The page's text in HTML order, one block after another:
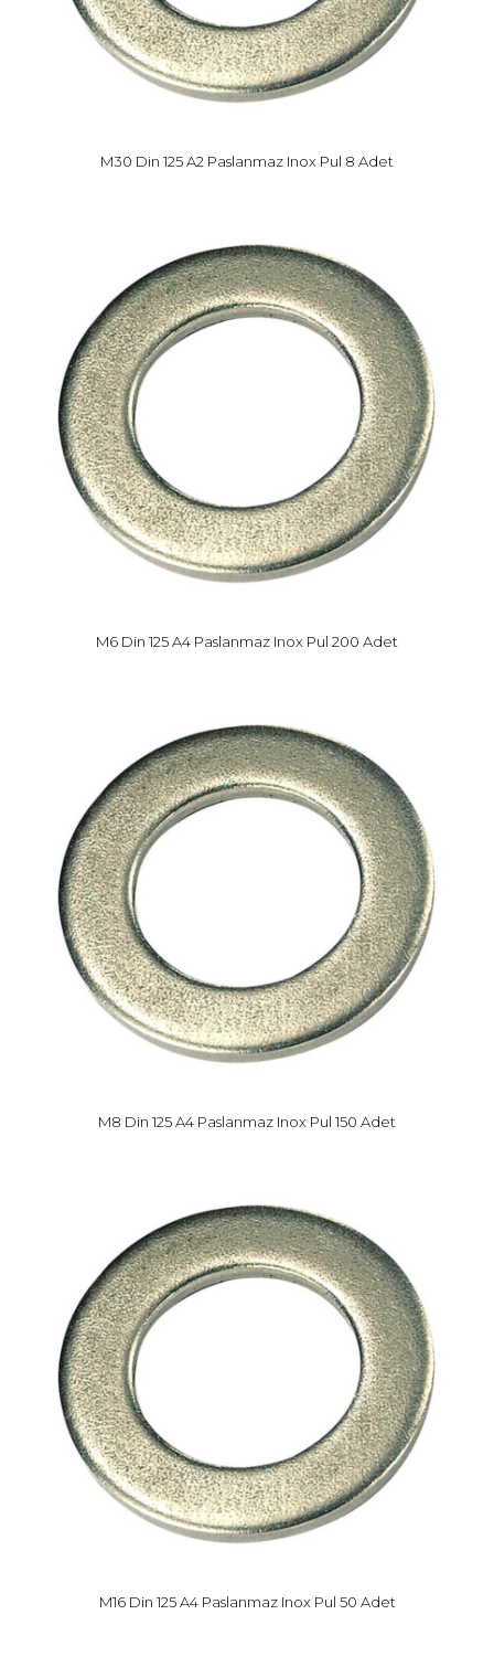
M30 Din 125 A2 Paslanmaz Inox Pul 8 Adet
M6 Din 125 A4 Paslanmaz Inox Pul 200 Adet
M8 Din 125 A4 Paslanmaz Inox Pul 150 Adet
M16 Din 125 A4 Paslanmaz Inox Pul 50 Adet